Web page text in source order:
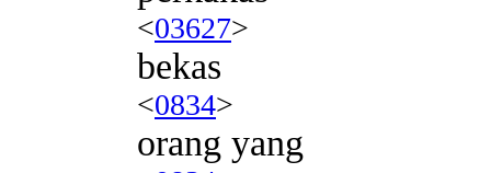
<03627>
bekas
<0834>
orang yang